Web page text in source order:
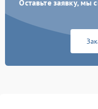
Оставьте заявку,